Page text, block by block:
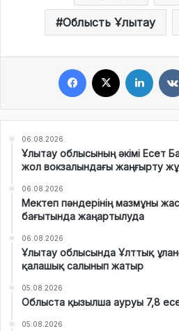
Облысть Ұлытау
06.08.2026
Ұлытау облысының әкімі Есет
жол вокзалындағы жаңғырту
06.08.2026
Мектеп пәндерінің мазмұны
бағытында жаңартылуда
06.08.2026
Ұлытау облысында Ұлттық
қалашық салынып жатыр
05.08.2026
Облыста қызылша ауруы 7,8
05.08.2026